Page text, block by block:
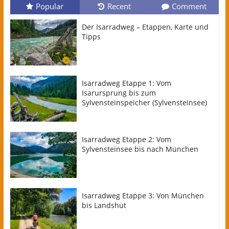
Popular Recent Comment
Der Isarradweg – Etappen, Karte und
Tipps
Isarradweg Etappe 1: Vom
Isarursprung bis zum
Sylvensteinspeicher (Sylvensteinsee)
Isarradweg Etappe 2: Vom
Sylvensteinsee bis nach München
Isarradweg Etappe 3: Von München
bis Landshut